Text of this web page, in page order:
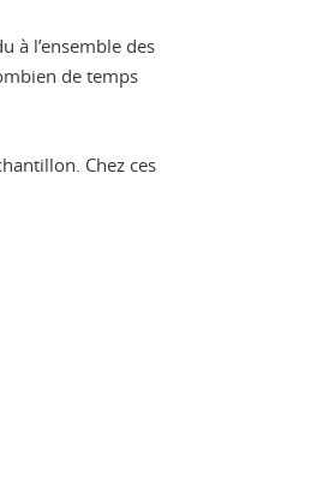
à l’ensemble des
de temps
Chez ces